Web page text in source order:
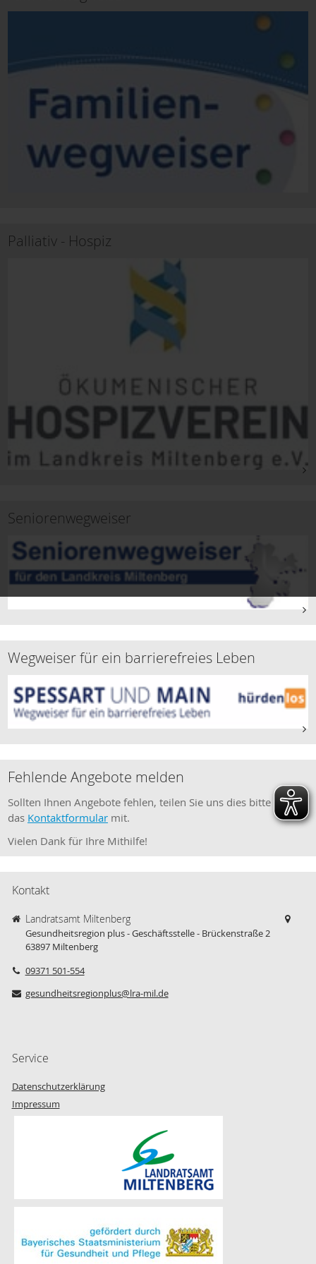
Palliativ - Hospiz
Seniorenwegweiser
Wegweiser für ein barrierefreies Leben
Fehlende Angebote melden
Sollten Ihnen Angebote fehlen, teilen Sie uns dies bitte über
das Kontaktformularmit.
Vielen Dank für Ihre Mithilfe!
Kontakt
Landratsamt Miltenberg
Gesundheitsregion plus - Geschäftsstelle - Brückenstraße 2
63897 Miltenberg
09371 501-554
gesundheitsregionplus@lra-mil.de
Service
Datenschutzerklärung
Impressum